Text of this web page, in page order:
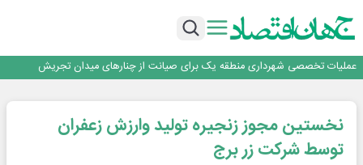
اعتماد، مهم‌ترین سرمایه بانک و رسانه است
عملیات تخصصی شهرداری منطقه یک برای صیانت از چنارهای میدان تجریش
هم‌افزایی تامین سرمایه تمدن و رسانه‌ها برای توسعه بازار سرمایه
اعتماد، مهم‌ترین سرمایه بانک و رسانه است
نخستین مجوز زنجیره تولید وارزش زعفران
توسط شرکت زر برج